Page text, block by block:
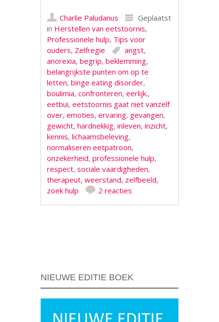
Charlie Paludanus
Geplaatst
in Herstellen van eetstoornis,
Professionele hulp, Tips voor
ouders, Zelfregie angst,
anorexia,begrip,beklemming,
belangrijkste punten om op te
letten,binge eating disorder,
boulimia,confronteren,eerlijk.,
eetbui,eetstoornis gaat niet vanzelf
over,emoties,ervaring, gevangen,
gewicht,hardnekkig,inleven,inzicht,
kennis,lichaamsbeleving,
normaliseren eetpatroon,
onzekerheid,professionele hulp,
respect,sociale vaardigheden,
therapeut,weerstand, zelfbeeld,
zoek hulp
2 reacties
NIEUWE EDITIE BOEK